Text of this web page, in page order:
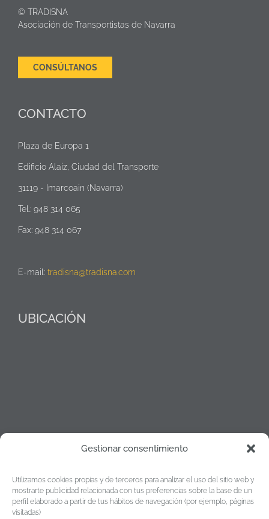
Gestionar consentimiento
Utilizamos cookies propias y de terceros para analizar el uso del sitio web y
mostrarte publicidad relacionada con tus preferencias sobre la base de un
perfil elaborado a partir de tus hábitos de navegación (por ejemplo, páginas
visitadas)
© TRADISNA
Asociación de Transportistas de Navarra
CONSÚLTANOS
CONTACTO
Plaza de Europa 1
Edificio Alaiz, Ciudad del Transporte
31119 - Imarcoain (Navarra)
Tel.: 948 314 065
Fax: 948 314 067
E-mail: tradisna@tradisna.com
UBICACIÓN